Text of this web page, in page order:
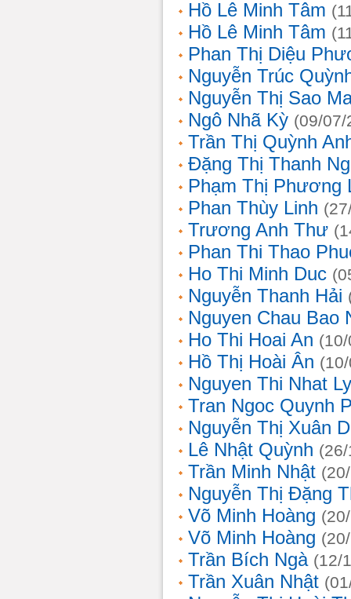
Hồ Lê Minh Tâm
Hồ Lê Minh Tâm
Phan Thị Diệu
Nguyễn Trúc
Nguyễn Thị Sao
Ngô Nhã Kỳ (09/07/
Trần Thị Quỳnh
Đặng Thị Thanh
Phạm Thị Phương
Phan Thùy Linh
Trương Anh Thư
Phan Thi Thao
Ho Thi Minh Duc
Nguyễn Thanh Hải
Nguyen Chau Bao
Ho Thi Hoai An
Hồ Thị Hoài Ân
Nguyen Thi Nhat Ly
Tran Ngoc Quynh
Nguyễn Thị Xuân
Lê Nhật Quỳnh
Trần Minh Nhật
Nguyễn Thị Đặng
Võ Minh Hoàng
Võ Minh Hoàng
Trần Bích Ngà (12/
Trần Xuân Nhật